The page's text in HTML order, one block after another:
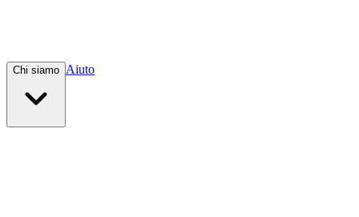
Chi siamo Aiuto